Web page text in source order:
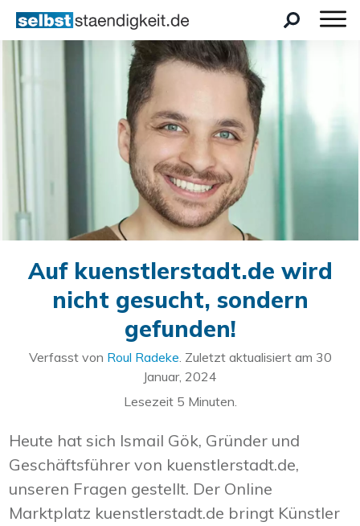
Auf kuenstlerstadt.de wird
nicht gesucht, sondern
gefunden!
Verfasst von Roul Radeke. Zuletzt aktualisiert am 30
Januar, 2024
Lesezeit 5 Minuten.
Heute hat sich Ismail Gök, Gründer und
Geschäftsführer von kuenstlerstadt.de,
unseren Fragen gestellt. Der Online
Marktplatz kuenstlerstadt.de bringt Künstler